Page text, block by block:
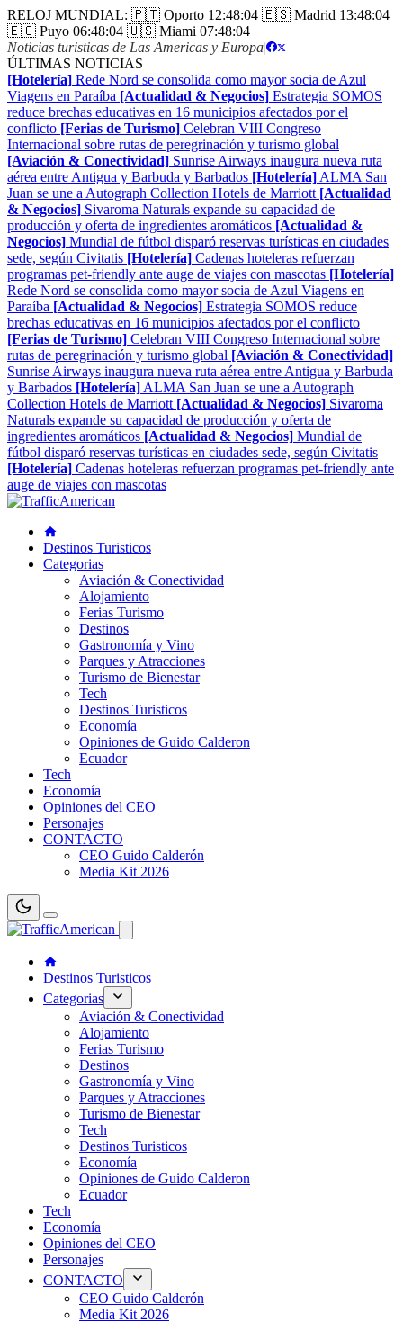
RELOJ MUNDIAL: 🇵🇹 Oporto 12:48:05 🇪🇸 Madrid 13:48:05
🇪🇨 Puyo 06:48:05 🇺🇸 Miami 07:48:05
Noticias turisticas de Las Americas y Europa|
ÚLTIMAS NOTICIAS
[Hotelería] Rede Nord se consolida como mayor socia de Azul
Viagens en Paraíba [Actualidad & Negocios] Estrategia SOMOS
reduce brechas educativas en 16 municipios afectados por el
conflicto [Ferias de Turismo] Celebran VIII Congreso
Internacional sobre rutas de peregrinación y turismo global
[Aviación & Conectividad] Sunrise Airways inaugura nueva ruta
aérea entre Antigua y Barbuda y Barbados [Hotelería] ALMA San
Juan se une a Autograph Collection Hotels de Marriott [Actualidad
& Negocios] Sivaroma Naturals expande su capacidad de
producción y oferta de ingredientes aromáticos [Actualidad &
Negocios] Mundial de fútbol disparó reservas turísticas en ciudades
sede, según Civitatis [Hotelería] Cadenas hoteleras refuerzan
programas pet-friendly ante auge de viajes con mascotas [Hotelería]
Rede Nord se consolida como mayor socia de Azul Viagens en
Paraíba [Actualidad & Negocios] Estrategia SOMOS reduce
brechas educativas en 16 municipios afectados por el conflicto
[Ferias de Turismo] Celebran VIII Congreso Internacional sobre
rutas de peregrinación y turismo global [Aviación & Conectividad]
Sunrise Airways inaugura nueva ruta aérea entre Antigua y Barbuda
y Barbados [Hotelería] ALMA San Juan se une a Autograph
Collection Hotels de Marriott [Actualidad & Negocios] Sivaroma
Naturals expande su capacidad de producción y oferta de
ingredientes aromáticos [Actualidad & Negocios] Mundial de
fútbol disparó reservas turísticas en ciudades sede, según Civitatis
[Hotelería] Cadenas hoteleras refuerzan programas pet-friendly ante
auge de viajes con mascotas
Destinos Turisticos
Categorias
Aviación & Conectividad
Alojamiento
Ferias Turismo
Destinos
Gastronomía y Vino
Parques y Atracciones
Turismo de Bienestar
Tech
Destinos Turisticos
Economía
Opiniones de Guido Calderon
Ecuador
Tech
Economía
Opiniones del CEO
Personajes
CONTACTO
CEO Guido Calderón
Media Kit 2026
Destinos Turisticos
Categorias
Aviación & Conectividad
Alojamiento
Ferias Turismo
Destinos
Gastronomía y Vino
Parques y Atracciones
Turismo de Bienestar
Tech
Destinos Turisticos
Economía
Opiniones de Guido Calderon
Ecuador
Tech
Economía
Opiniones del CEO
Personajes
CONTACTO
CEO Guido Calderón
Media Kit 2026